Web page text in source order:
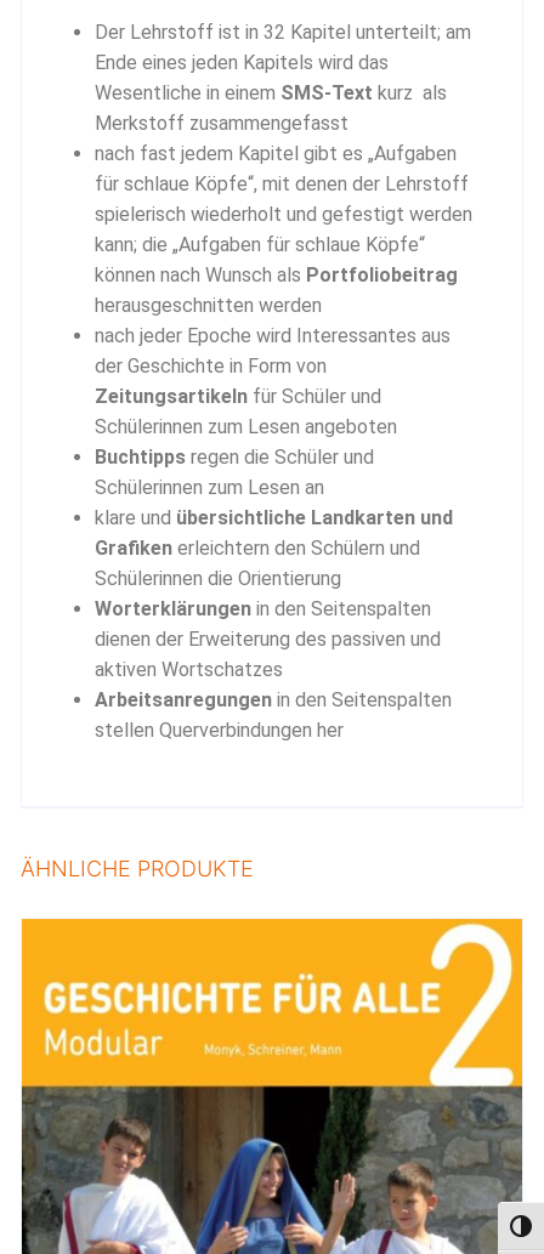
Der Lehrstoff ist in 32 Kapitel unterteilt; am
Ende eines jeden Kapitels wird das
Wesentliche in einem SMS-Text kurz als
Merkstoff zusammengefasst
nach fast jedem Kapitel gibt es „Aufgaben
für schlaue Köpfe“, mit denen der Lehrstoff
spielerisch wiederholt und gefestigt werden
kann; die „Aufgaben für schlaue Köpfe“
können nach Wunsch als Portfoliobeitrag
herausgeschnitten werden
nach jeder Epoche wird Interessantes aus
der Geschichte in Form von
Zeitungsartikeln für Schüler und
Schülerinnen zum Lesen angeboten
Buchtipps regen die Schüler und
Schülerinnen zum Lesen an
klare und übersichtliche Landkarten und
Grafiken erleichtern den Schülern und
Schülerinnen die Orientierung
Worterklärungen in den Seitenspalten
dienen der Erweiterung des passiven und
aktiven Wortschatzes
Arbeitsanregungen in den Seitenspalten
stellen Querverbindungen her
ÄHNLICHE PRODUKTE